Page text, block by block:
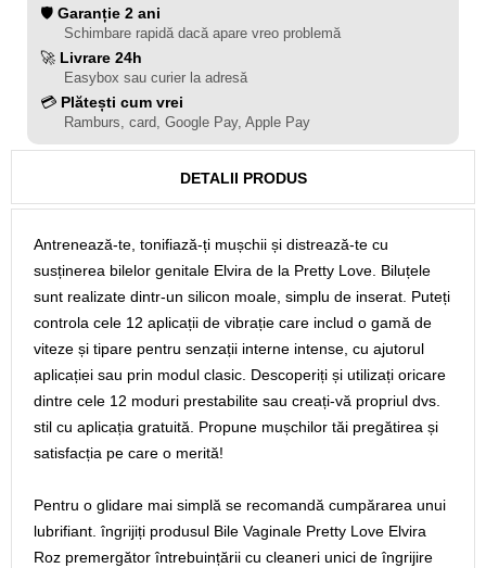
🛡️ Garanție 2 ani
Schimbare rapidă dacă apare vreo problemă
🚀 Livrare 24h
Easybox sau curier la adresă
💳 Plătești cum vrei
Ramburs, card, Google Pay, Apple Pay
DETALII PRODUS
Antrenează-te, tonifiază-ți mușchii și distrează-te cu
susținerea bilelor genitale Elvira de la Pretty Love. Biluțele
sunt realizate dintr-un silicon moale, simplu de inserat. Puteți
controla cele 12 aplicații de vibrație care includ o gamă de
viteze și tipare pentru senzații interne intense, cu ajutorul
aplicației sau prin modul clasic. Descoperiți și utilizați oricare
dintre cele 12 moduri prestabilite sau creați-vă propriul dvs.
stil cu aplicația gratuită. Propune mușchilor tăi pregătirea și
satisfacția pe care o merită!
Pentru o glidare mai simplă se recomandă cumpărarea unui
lubrifiant. îngrijiți produsul Bile Vaginale Pretty Love Elvira
Roz premergător întrebuințării cu cleaneri unici de îngrijire